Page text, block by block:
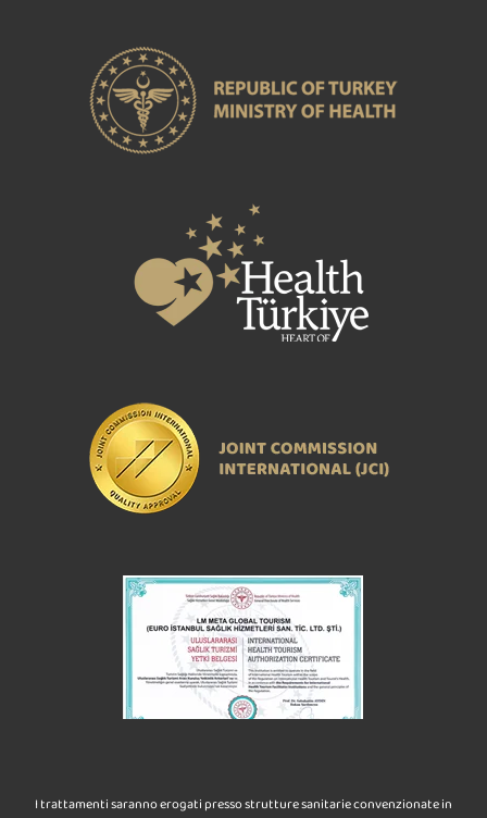
I trattamenti saranno erogati presso strutture sanitarie convenzionate in